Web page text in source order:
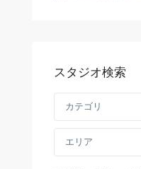
スタジオ検索
カテゴリ
エリア